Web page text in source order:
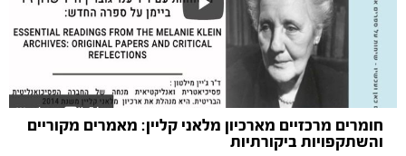
חומרים מרכזיים מארכיון מלאני קליין: מאמרים מקוריים
והשתקפויות ביקורתיות